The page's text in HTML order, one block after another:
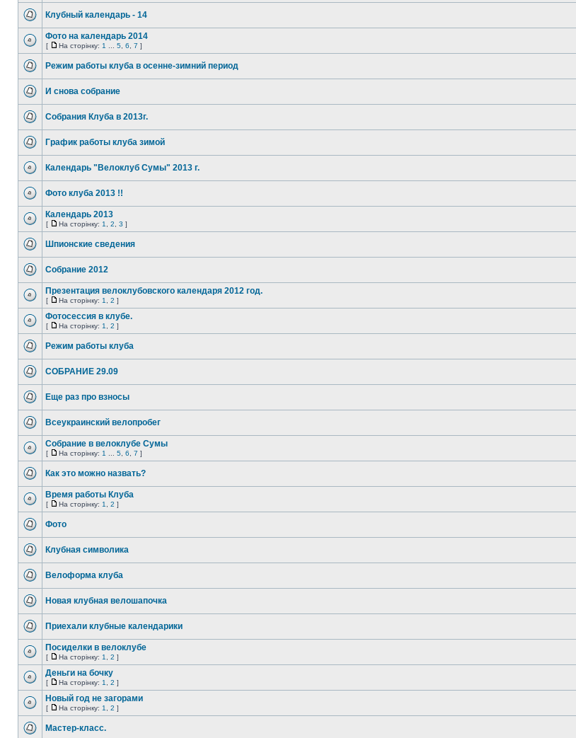
Клубный календарь - 14
Фото на календарь 2014
[ На сторінку: 1 5 6 7 ]
Режим работы клуба в осенне-зимний период
И снова собрание
Собрания Клуба в 2013г.
График работы клуба зимой
Календарь "Велоклуб Сумы" 2013 г.
Фото клуба 2013 !!
Календарь 2013
[ На сторінку: 1 2 3 ]
Шпионские сведения
Собрание 2012
Презентация велоклубовского календаря 2012 год.
[ На сторінку: 1 2 ]
Фотосессия в клубе.
[ На сторінку: 1 2 ]
Режим работы клуба
СОБРАНИЕ 29.09
Еще раз про взносы
Всеукраинский велопробег
Собрание в велоклубе Сумы
[ На сторінку: 1 5 6 7 ]
Как это можно назвать?
Время работы Клуба
[ На сторінку: 1 2 ]
Фото
Клубная символика
Велоформа клуба
Новая клубная велошапочка
Приехали клубные календарики
Посиделки в велоклубе
[ На сторінку: 1 2 ]
Деньги на бочку
[ На сторінку: 1 2 ]
Новый год не загорами
[ На сторінку: 1 2 ]
Мастер-класс.